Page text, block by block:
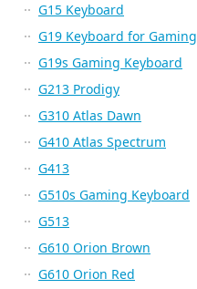
G15 Keyboard
G19 Keyboard for Gaming
G19s Gaming Keyboard
G213 Prodigy
G310 Atlas Dawn
G410 Atlas Spectrum
G413
G510s Gaming Keyboard
G513
G610 Orion Brown
G610 Orion Red